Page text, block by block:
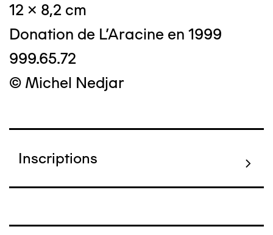
12 x 8,2 cm
Donation de L'Aracine en 1999
999.65.72
© Michel Nedjar
Inscriptions